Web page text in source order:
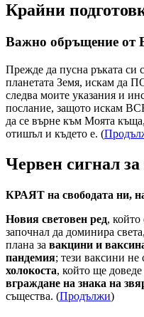
Крайни
Важно обръщение от
Прежде да пусна ръката
планетата Земя, искам
следва моите указания и
послание, защото искам
да се върне към Моята
отишъл и където е. (
Червен сигнал за
КРАЯТ на свободата ни,
Новия световен ред,
започнал да доминира света,
плана за вакцини и
пандемия; тези ваксини не
холокоста, който ще
вграждане на знака на
същества. (Продължи)